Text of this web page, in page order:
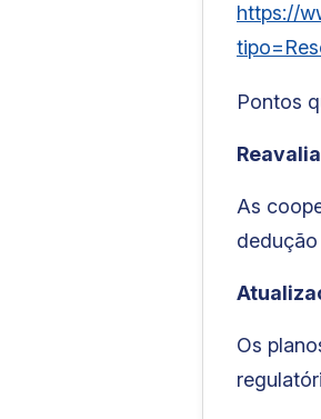
https://
Pontos
As
Os